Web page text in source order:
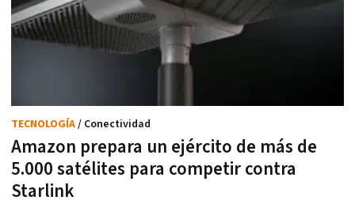
Amazon prepara un ejército de más de
5.000 satélites para competir contra
Starlink
TECNOLOGÍA/ Conectividad